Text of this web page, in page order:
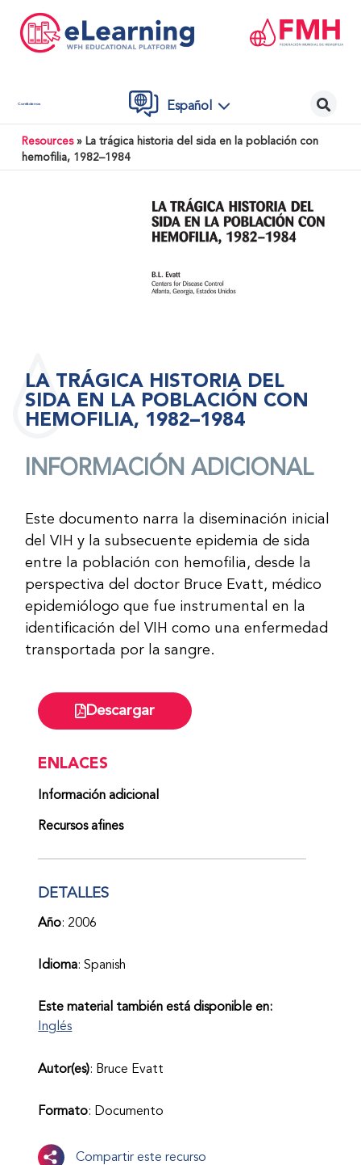
Contáctenos Español
Resources» La trágica historia del sida en la población con
hemofilia, 1982–1984
Descargar
ENLACES
Información adicional
Recursos afines
DETALLES
Año: 2006
Idioma: Spanish
Este material también está disponible en:
Inglés
Autor(es): Bruce Evatt
Formato: Documento
Compartir este recurso
LA TRÁGICA HISTORIA DEL
SIDA EN LA POBLACIÓN CON
HEMOFILIA, 1982–1984
INFORMACIÓN ADICIONAL
Este documento narra la diseminación inicial
del VIH y la subsecuente epidemia de sida
entre la población con hemofilia, desde la
perspectiva del doctor Bruce Evatt, médico
epidemiólogo que fue instrumental en la
identificación del VIH como una enfermedad
transportada por la sangre.